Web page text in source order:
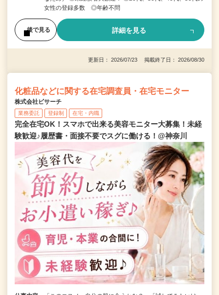
女性の登録多数 ◎年齢不問
後で見る 詳細を見る
更新日： 2026/07/23 掲載終了日： 2026/08/30
化粧品などに関する在宅調査員・在宅モニター
株式会社ビサーチ
業務委託 登録制 在宅・内職
完全在宅OK！スマホで出来る美容モニター大募集！未経
験歓迎♪履歴書・面接不要でスグに働ける！@神奈川